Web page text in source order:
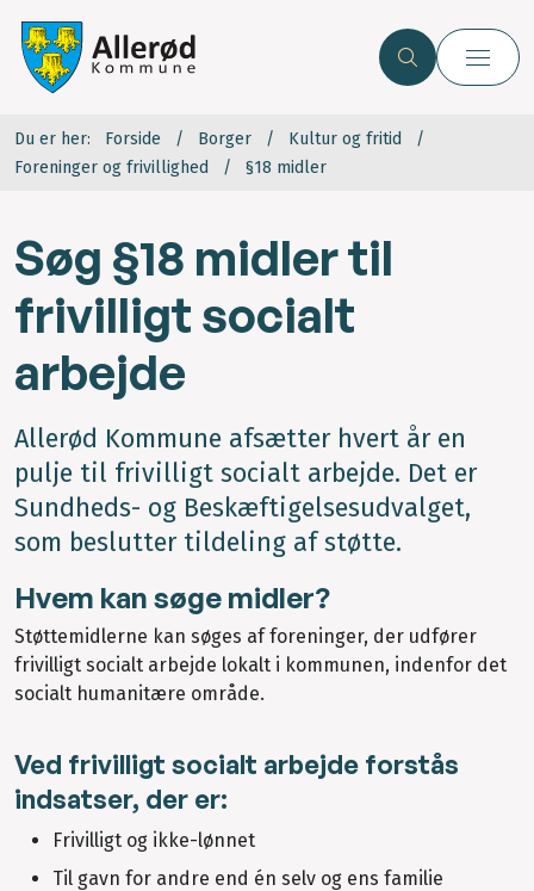
Du er her: Forside Borger
Kultur og fritid
Foreninger og frivillighed
§18 midler
Søg §18 midler til
frivilligt socialt
arbejde
Allerød Kommune afsætter hvert år en
pulje til frivilligt socialt arbejde. Det er
Sundheds- og Beskæftigelsesudvalget,
som beslutter tildeling af støtte.
Hvem kan søge midler?
Støttemidlerne kan søges af foreninger, der udfører
frivilligt socialt arbejde lokalt i kommunen, indenfor det
socialt humanitære område.
Ved frivilligt socialt arbejde forstås
indsatser, der er:
Frivilligt og ikke-lønnet
Til gavn for andre end én selv og ens familie